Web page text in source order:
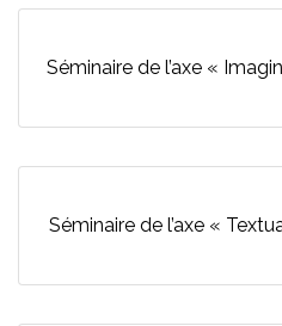
Séminaire de l’axe «
Séminaire de l’axe «